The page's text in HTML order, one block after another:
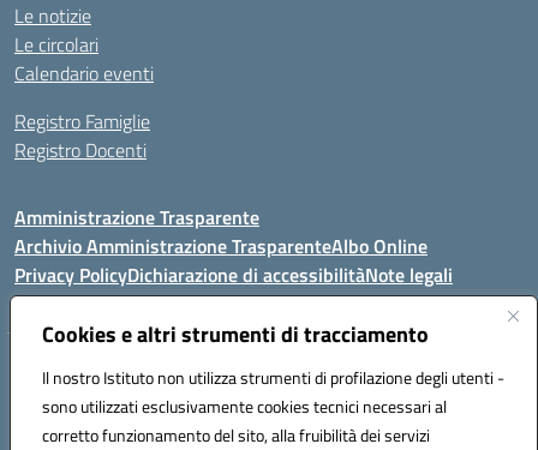
Cookies e altri strumenti di tracciamento
Il nostro Istituto non utilizza strumenti di profilazione degli utenti -
sono utilizzati esclusivamente cookies tecnici necessari al
corretto funzionamento del sito, alla fruibilità dei servizi
Le notizie
Le circolari
Calendario eventi
Registro Famiglie
Registro Docenti
Amministrazione Trasparente
Archivio Amministrazione TrasparenteAlbo Online
Privacy PolicyDichiarazione di accessibilitàNote legali
Istituto Comprensivo Statale
Via Cupa Campanariello, 5 - 80059, Torre del Greco (NA)
Tel. +39 0818834377 - Fax +39 0818834377 - Cod.Fisc. 95170530638